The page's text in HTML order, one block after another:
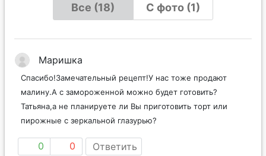
Все (18)
С фото (1)
Маришка
Спасибо!Замечательный рецепт!У нас тоже продают
малину.А с замороженной можно будет готовить?
Татьяна,а не планируете ли Вы приготовить торт или
пирожные с зеркальной глазурью?
0 0 Ответить